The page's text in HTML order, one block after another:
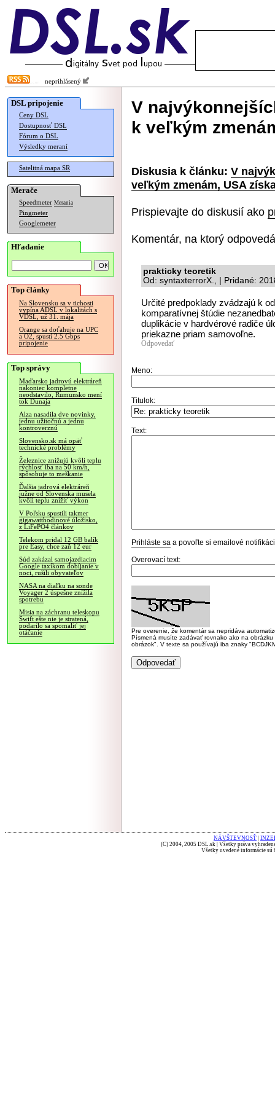
neprihlásený
DSL pripojenie
Ceny DSL
Dostupnosť DSL
Fórum o DSL
Výsledky meraní
Satelitná mapa SR
Merače
Speedmeter Merania
Pingmeter
Googlemeter
Hľadanie
Top články
Na Slovensku sa v tichosti
vypína ADSL v lokalitách s
VDSL, už 31. mája
Orange sa doťahuje na UPC
a O2, spustí 2.5 Gbps
pripojenie
Top správy
Maďarsko jadrovú elektráreň
nakoniec kompletne
neodstavilo, Rumunsko mení
tok Dunaja
Alza nasadila dve novinky,
jednu užitočnú a jednu
kontroverznú
Slovensko.sk má opäť
technické problémy
Železnice znižujú kvôli teplu
rýchlosť iba na 50 km/h,
spôsobuje to meškanie
Ďalšia jadrová elektráreň
južne od Slovenska musela
kvôli teplu znížiť výkon
V Poľsku spustili takmer
gigawatthodinové úložisko,
z LiFePO4 článkov
Telekom pridal 12 GB balík
pre Easy, chce zaň 12 eur
Súd zakázal samojazdiacim
Google taxíkom dobíjanie v
noci, rušili obyvateľov
NASA na diaľku na sonde
Voyager 2 úspešne znížila
spotrebu
Misia na záchranu teleskopu
Swift ešte nie je stratená,
podarilo sa spomaliť jej
otáčanie
V
k veľkým
Diskusia k článku: V
veľkým zmenám, USA
Prispievajte do diskusií ako
Komentár, na ktorý
prakticky teoretik
Od: syntaxterrorX., | Pridané:
Určité predpoklady zvádzajú k
komparatívnej štúdie
duplikácie v hardvérové radiče
priekazne priam samovoľne.
Odpovedať
Meno:
Titulok:
Text:
Prihláste sa a povoľte si emailové
Overovací text:
Pre overenie, že komentár sa nepridáva
Písmená musíte zadávať rovnako ako na
obrázok". V texte sa používajú iba znaky
NÁVŠTEVNOSŤ
(C) 2004, 2005 DSL.sk | Všetky práva
Všetky uvedené informácie sú